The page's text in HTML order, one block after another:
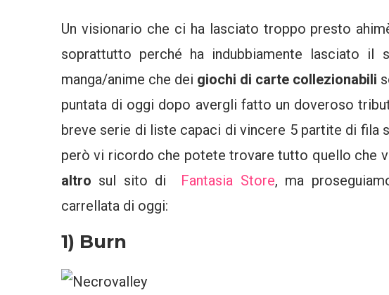
Un visionario che ci ha lasciato troppo presto
soprattutto perché ha indubbiamente lasciato il
manga/anime che dei giochi di carte collezionabili
puntata di oggi dopo avergli fatto un doveroso
breve serie di liste capaci di vincere 5 partite di fila
però vi ricordo che potete trovare tutto quello che
altro sul sito di Fantasia Store, ma
carrellata di oggi:
1) Burn